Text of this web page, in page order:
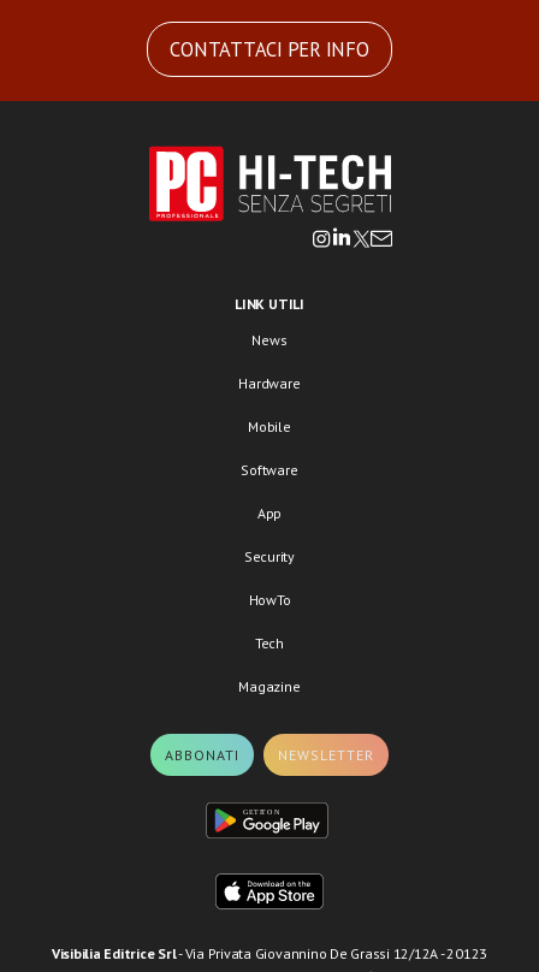
CONTATTACI PER INFO
LINK UTILI
News
Hardware
Mobile
Software
App
Security
HowTo
Tech
Magazine
ABBONATI NEWSLETTER
Visibilia Editrice Srl- Via Privata Giovannino De Grassi 12/12A - 20123